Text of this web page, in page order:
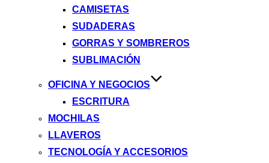
CAMISETAS
SUDADERAS
GORRAS Y SOMBREROS
SUBLIMACIÓN
OFICINA Y NEGOCIOS
ESCRITURA
MOCHILAS
LLAVEROS
TECNOLOGÍA Y ACCESORIOS